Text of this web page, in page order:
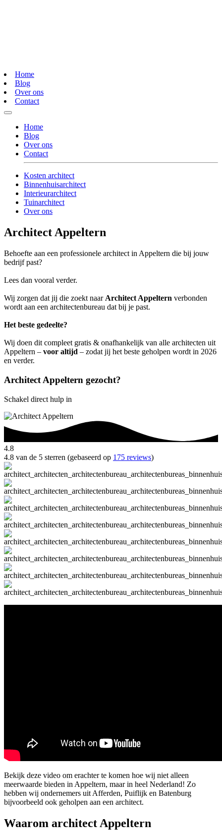
Home
Blog
Over ons
Contact
Home
Blog
Over ons
Contact
Kosten architect
Binnenhuisarchitect
Interieurarchitect
Tuinarchitect
Over ons
Architect Appeltern
Behoefte aan een professionele architect in Appeltern die bij jouw
bedrijf past?
Lees dan vooral verder.
Wij zorgen dat jij die zoekt naar Architect Appeltern verbonden
wordt aan een architectenbureau dat bij je past.
Het beste gedeelte?
Wij doen dit compleet gratis & onafhankelijk van alle architecten uit
Appeltern – voor altijd – zodat jij het beste geholpen wordt in 2026
en verder.
Architect Appeltern gezocht?
Schakel direct hulp in
4.8
4.8 van de 5 sterren (gebaseerd op 175 reviews)
Bekijk deze video om erachter te komen hoe wij niet alleen
meerwaarde bieden in Appeltern, maar in heel Nederland! Zo
hebben wij ondernemers uit Afferden, Puiflijk en Batenburg
bijvoorbeeld ook geholpen aan een architect.
Waarom architect Appeltern